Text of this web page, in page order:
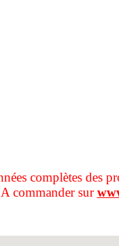
complètes des
A commander sur